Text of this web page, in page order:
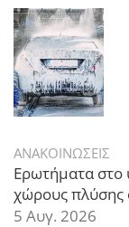
ΑΝΑΚΟΙΝΩΣΕΙΣ
Ερωτήματα στο
χώρους
5 Αυγ. 2026